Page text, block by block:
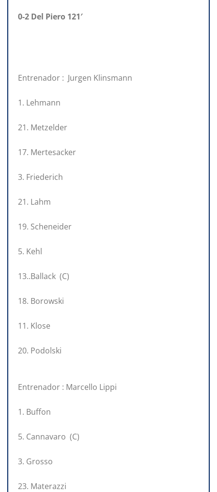
0-2 Del Piero 121′
Entrenador : Jurgen Klinsmann
1. Lehmann
21. Metzelder
17. Mertesacker
3. Friederich
21. Lahm
19. Scheneider
5. Kehl
13..Ballack (C)
18. Borowski
11. Klose
20. Podolski
Entrenador : Marcello Lippi
1. Buffon
5. Cannavaro (C)
3. Grosso
23. Materazzi